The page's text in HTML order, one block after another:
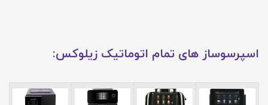
اسپرسوساز های تمام اتوماتیک زیلوکس: